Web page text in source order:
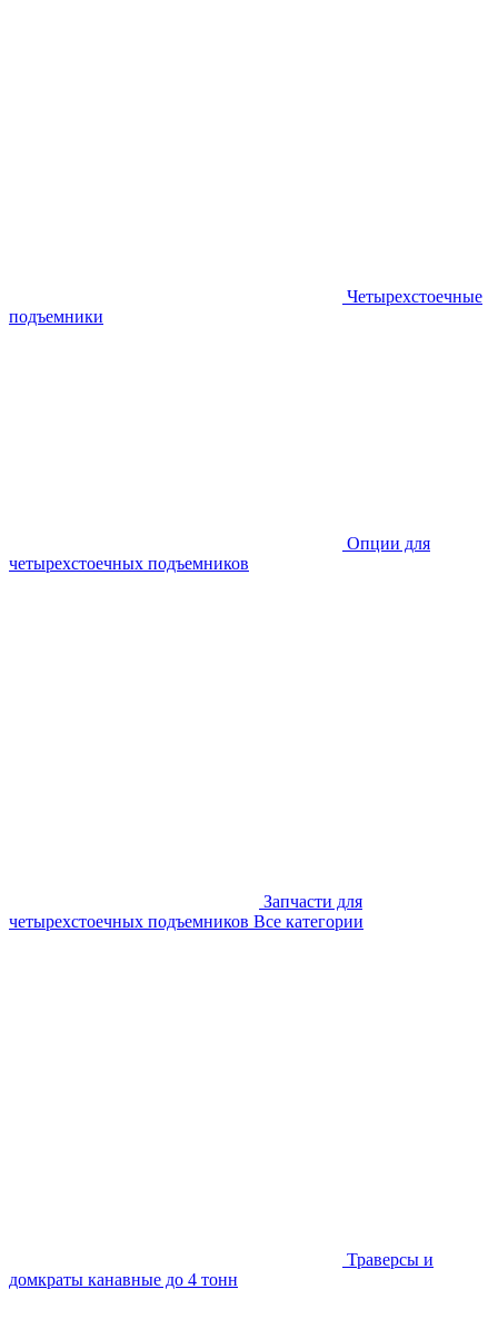
Четырехстоечные
подъемники
Опции для
четырехстоечных подъемников
Запчасти для
четырехстоечных подъемников Все категории
Траверсы и
домкраты канавные до 4 тонн